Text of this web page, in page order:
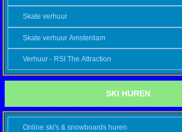
Skate verhuur
Skate verhuur Amsterdam
Verhuur - RSI The Attraction
SKI HUREN
Online ski's & snowboards huren